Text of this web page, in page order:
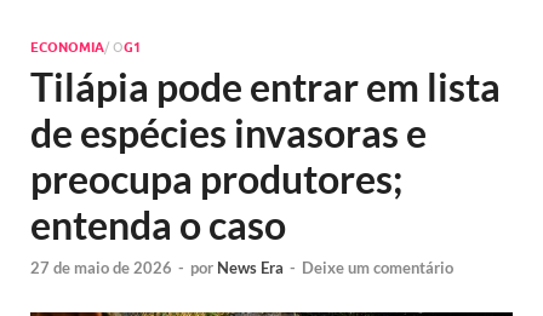
ECONOMIA/ OG1
Tilápia pode entrar em lista
de espécies invasoras e
preocupa produtores;
entenda o caso
27 de maio de 2026 - por News Era - Deixe um comentário